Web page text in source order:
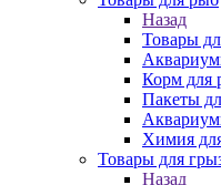
Назад
Товары
Корм для
Пакеты
Химия
Товары для
Назад